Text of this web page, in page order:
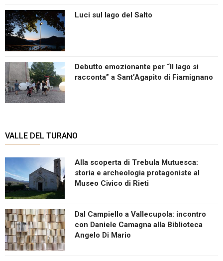
Luci sul lago del Salto
Debutto emozionante per “Il lago si
racconta” a Sant’Agapito di Fiamignano
VALLE DEL TURANO
Alla scoperta di Trebula Mutuesca:
storia e archeologia protagoniste al
Museo Civico di Rieti
Dal Campiello a Vallecupola: incontro
con Daniele Camagna alla Biblioteca
Angelo Di Mario